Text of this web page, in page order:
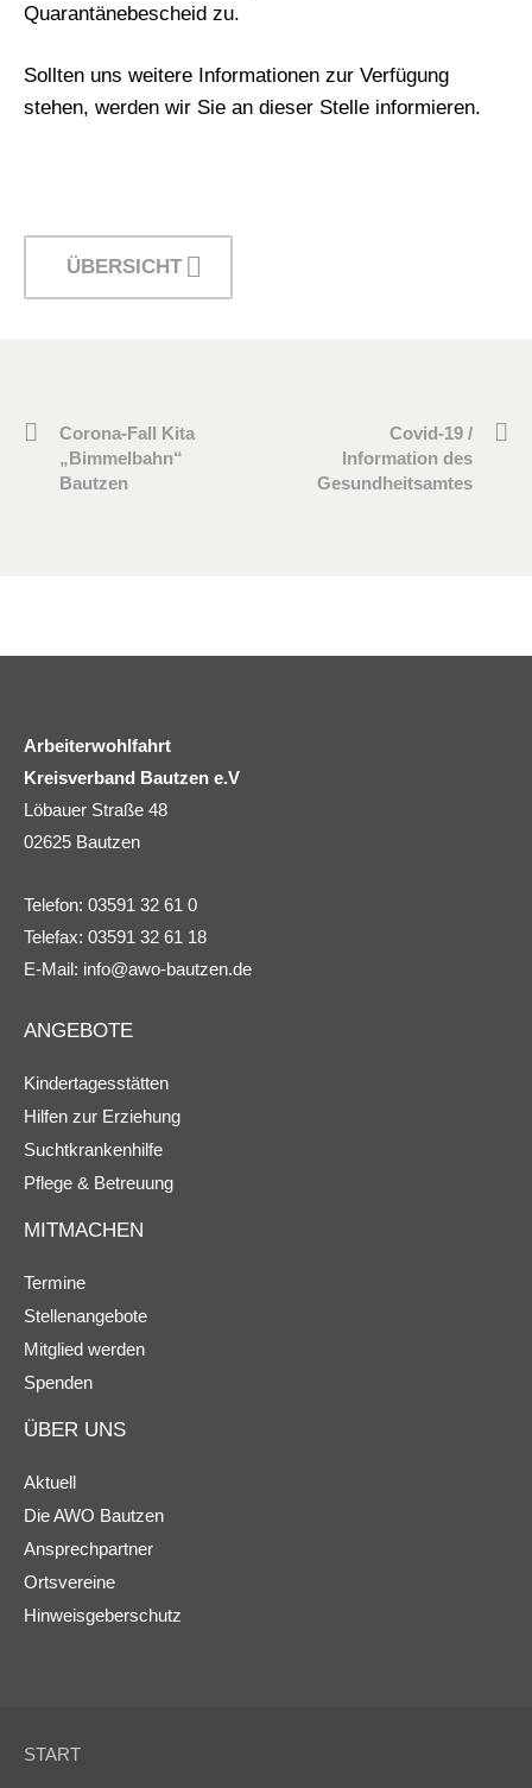
Quarantänebescheid zu.
Sollten uns weitere Informationen zur Verfügung
stehen, werden wir Sie an dieser Stelle informieren.
ÜBERSICHT
Corona-Fall Kita
„Bimmelbahn“
Bautzen
Covid-19 /
Information des
Gesundheitsamtes
Arbeiterwohlfahrt
Kreisverband Bautzen e.V
Löbauer Straße 48
02625 Bautzen
Telefon: 03591 32 61 0
Telefax: 03591 32 61 18
E-Mail: info@awo-bautzen.de
ANGEBOTE
Kindertagesstätten
Hilfen zur Erziehung
Suchtkrankenhilfe
Pflege & Betreuung
MITMACHEN
Termine
Stellenangebote
Mitglied werden
Spenden
ÜBER UNS
Aktuell
Die AWO Bautzen
Ansprechpartner
Ortsvereine
Hinweisgeberschutz
START